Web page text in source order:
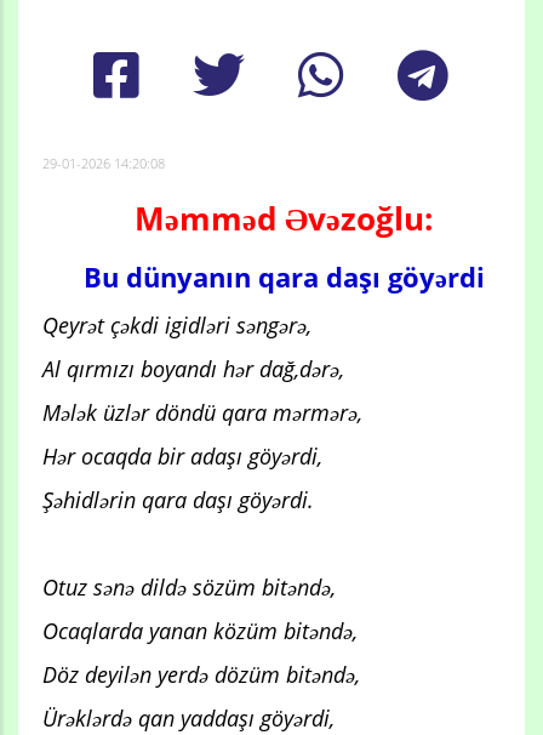
29-01-2026 14:20:08
Məmməd Əvəzoğlu:
Bu dünyanın qara daşı göyərdi
Qeyrət çəkdi igidləri səngərə,
Al qırmızı boyandı hər dağ,dərə,
Mələk üzlər döndü qara mərmərə,
Hər ocaqda bir adaşı göyərdi,
Şəhidlərin qara daşı göyərdi.
Otuz sənə dildə sözüm bitəndə,
Ocaqlarda yanan közüm bitəndə,
Döz deyilən yerdə dözüm bitəndə,
Ürəklərdə qan yaddaşı göyərdi,